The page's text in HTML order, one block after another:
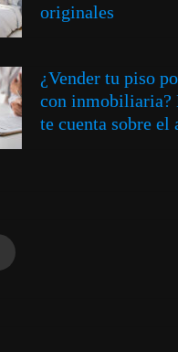
originales
¿Vender tu piso
con inmobiliaria?
te cuenta sobre el